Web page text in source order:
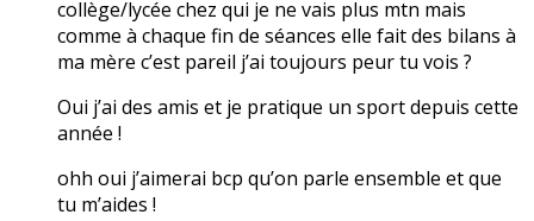
collège/lycée chez qui je ne vais plus mtn mais
comme à chaque fin de séances elle fait des bilans à
ma mère c’est pareil j’ai toujours peur tu vois ?
Oui j’ai des amis et je pratique un sport depuis cette
année !
ohh oui j’aimerai bcp qu’on parle ensemble et que
tu m’aides !